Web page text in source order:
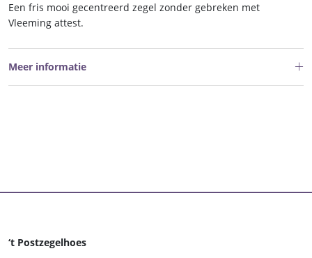
Een fris mooi gecentreerd zegel zonder gebreken met
Vleeming attest.
Meer informatie
‘t Postzegelhoes